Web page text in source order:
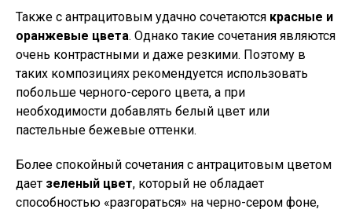
Также с антрацитовым удачно сочетаются красные и
оранжевые цвета. Однако такие сочетания являются
очень контрастными и даже резкими. Поэтому в
таких композициях рекомендуется использовать
побольше черного-серого цвета, а при
необходимости добавлять белый цвет или
пастельные бежевые оттенки.
Более спокойный сочетания с антрацитовым цветом
дает зеленый цвет, который не обладает
способностью «разгораться» на черно-сером фоне,